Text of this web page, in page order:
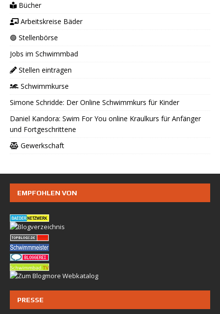
Bücher
Arbeitskreise Bäder
🟢 Stellenbörse
Jobs im Schwimmbad
Stellen eintragen
Schwimmkurse
Simone Schridde: Der Online Schwimmkurs für Kinder
Daniel Kandora: Swim For You online Kraulkurs für Anfänger
und Fortgeschrittene
Gewerkschaft
EMPFOHLEN VON
PRESSE